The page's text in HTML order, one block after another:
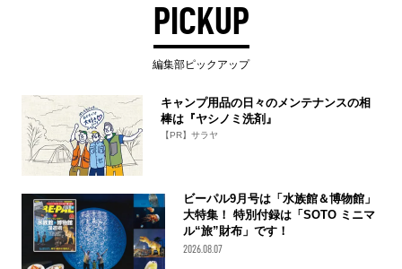
PICKUP
編集部ピックアップ
キャンプ用品の日々のメンテナンスの相
棒は『ヤシノミ洗剤』
【PR】サラヤ
ビーパル9月号は「水族館＆博物館」
大特集！ 特別付録は「SOTO ミニマ
ル“旅”財布」です！
2026.08.07